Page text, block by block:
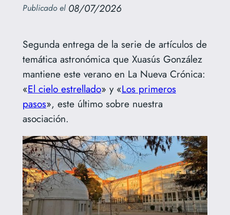
Publicado el 08/07/2026
Segunda entrega de la serie de artículos de
temática astronómica que Xuasús González
mantiene este verano en La Nueva Crónica:
«El cielo estrellado» y «Los primeros
pasos», este último sobre nuestra
asociación.